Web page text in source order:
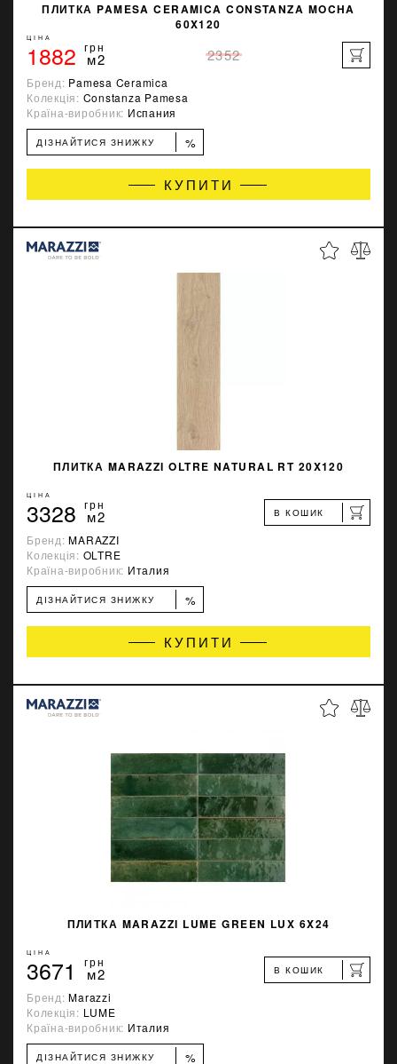
ПЛИТКА PAMESA CERAMICA CONSTANZA MOCHA
60X120
ЦІНА
1882 грн
м2 2352
Бренд: Pamesa Ceramica
Колекція: Constanza Pamesa
Країна-виробник: Испания
ДІЗНАЙТИСЯ ЗНИЖКУ %
КУПИТИ
ПЛИТКА MARAZZI OLTRE NATURAL RT 20X120
ЦІНА
3328 грн
м2 В КОШИК
Бренд:MARAZZI
Колекція: OLTRE
Країна-виробник: Италия
ДІЗНАЙТИСЯ ЗНИЖКУ %
КУПИТИ
ПЛИТКА MARAZZI LUME GREEN LUX 6X24
ЦІНА
3671 грн
м2 В КОШИК
Бренд:Marazzi
Колекція: LUME
Країна-виробник: Италия
ДІЗНАЙТИСЯ ЗНИЖКУ %